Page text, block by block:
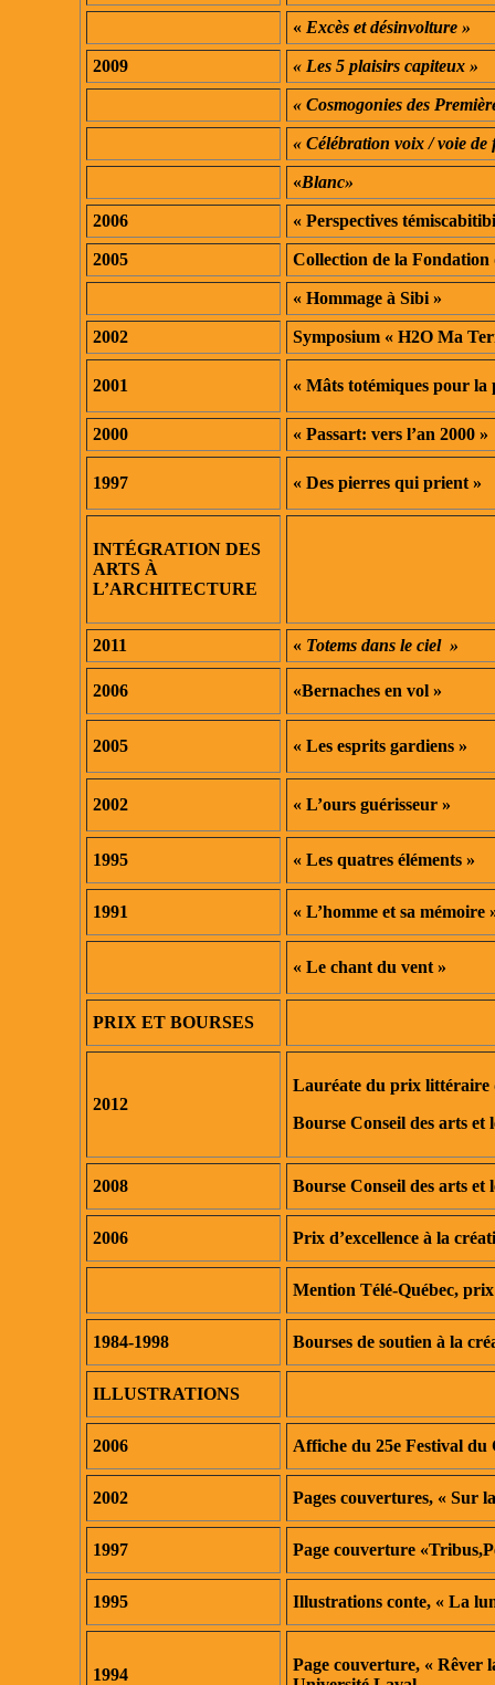
« Excès et désinvolture »
2009 « Les 5 plaisirs capiteux »
« Cosmogonies des
« Célébration voix / voie de
«Blanc»
2006 « Perspectives
2005 Collection de la
« Hommage à Sibi »
2002 Symposium « H2O Ma
2001 « Mâts totémiques pour la
2000 « Passart: vers l’an 2000 »
1997 « Des pierres qui prient »
INTÉGRATION DES
ARTS À
L’ARCHITECTURE
2011 « Totems dans le ciel »
2006 «Bernaches en vol »
2005 « Les esprits gardiens »
2002 « L’ours guérisseur »
1995 « Les quatres éléments »
1991 « L’homme et sa mémoire
« Le chant du vent »
PRIX ET BOURSES
2012
Lauréate du prix littéraire
Bourse Conseil des arts et
2008 Bourse Conseil des arts et
2006 Prix d’excellence à la
Mention Télé-Québec,
1984-1998 Bourses de soutien à la
ILLUSTRATIONS
2006 Affiche du 25e Festival
2002 Pages couvertures, « Sur
1997 Page couverture
1995 Illustrations conte, « La
1994
Page couverture, « Rêver